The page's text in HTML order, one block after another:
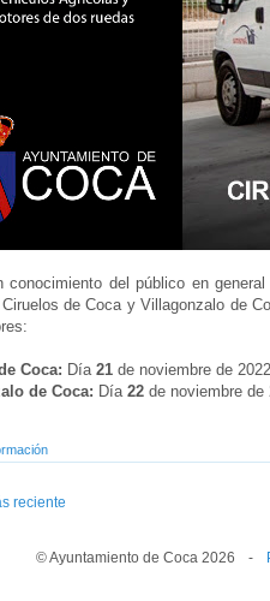
conocimiento del público en
de Coca y Villagonzalo de
Coca: Día 21 de noviembre de
de Coca: Día 22 de noviembre de
reciente
© Ayuntamiento de Coca 2026 ---